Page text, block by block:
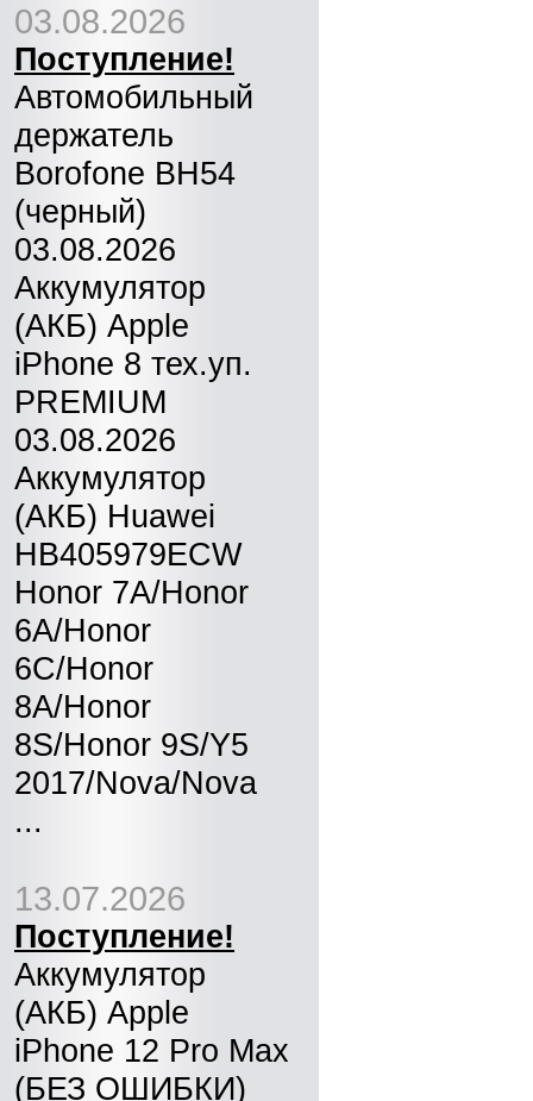
03.08.2026
Поступление!
Автомобильный
держатель
Borofone BH54
(черный)
03.08.2026
Аккумулятор
(АКБ) Apple
iPhone 8 тех.уп.
PREMIUM
03.08.2026
Аккумулятор
(АКБ) Huawei
HB405979ECW
Honor 7A/Honor
6A/Honor
6C/Honor
8A/Honor
8S/Honor 9S/Y5
2017/Nova/Nova
...
13.07.2026
Поступление!
Аккумулятор
(АКБ) Apple
iPhone 12 Pro Max
(БЕЗ ОШИБКИ)